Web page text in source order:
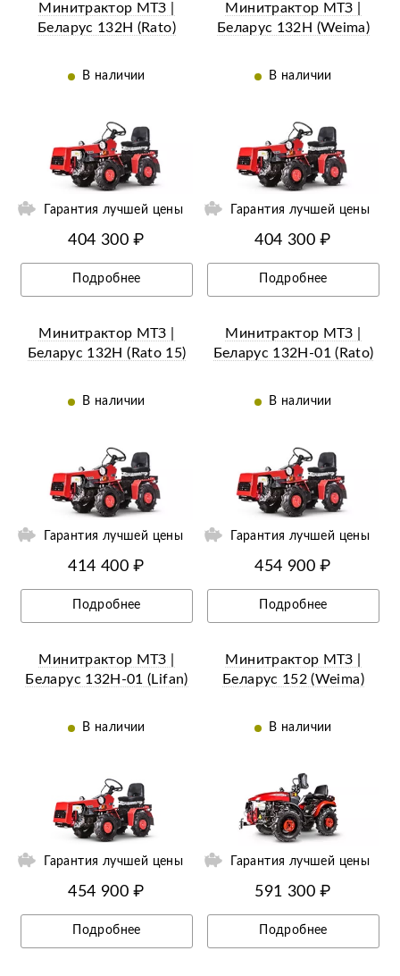
Минитрактор МТЗ |
Беларус 132H (Rato)
В наличии
Гарантия лучшей цены
404 300 ₽
Подробнее
Минитрактор МТЗ |
Беларус 132H (Weima)
В наличии
Ещё 12 фотографий
Гарантия лучшей цены
404 300 ₽
Подробнее
Минитрактор МТЗ |
Беларус 132H (Rato 15)
В наличии
Гарантия лучшей цены
414 400 ₽
Подробнее
Минитрактор МТЗ |
Беларус 132Н-01 (Rato)
В наличии
Ещё 12 фотографий
Гарантия лучшей цены
454 900 ₽
Подробнее
Минитрактор МТЗ |
Беларус 132Н-01 (Lifan)
В наличии
Гарантия лучшей цены
454 900 ₽
Подробнее
Минитрактор МТЗ |
Беларус 152 (Weima)
В наличии
Ещё 11 фотографий
Гарантия лучшей цены
591 300 ₽
Подробнее